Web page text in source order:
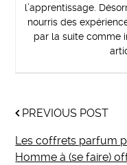
l’apprentissage.
nourris des
par la suite comme
PREVIOUS POST
Les coffrets parfum
Homme à (se faire)